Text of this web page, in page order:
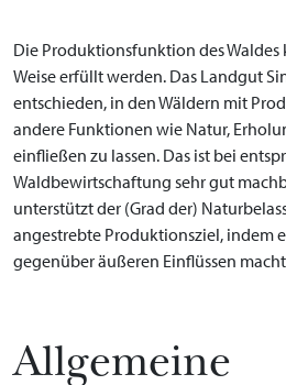
Die Produktionsfunktion des
Weise erfüllt werden. Das Landgut
entschieden, in den Wäldern mit
andere Funktionen wie Natur,
einfließen zu lassen. Das ist bei
Waldbewirtschaftung sehr gut
unterstützt der (Grad der)
angestrebte Produktionsziel, indem
gegenüber äußeren Einflüssen
Allgemeine